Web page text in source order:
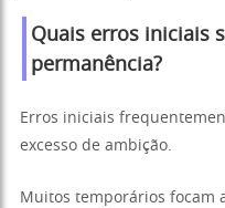
Quais erros iniciais
permanência?
Erros iniciais
excesso de ambição.
Muitos temporários focam